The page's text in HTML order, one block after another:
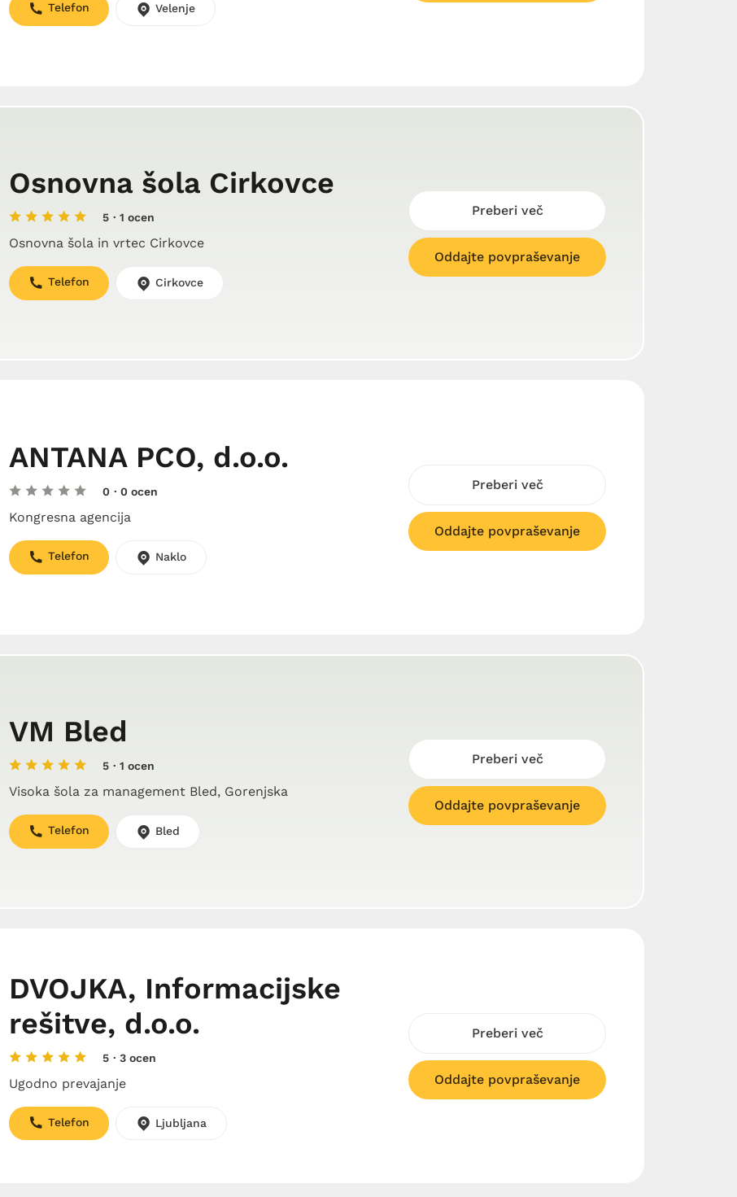
Telefon Velenje
Osnovna šola Cirkovce
5 · 1 ocen
Osnovna šola in vrtec Cirkovce
Telefon Cirkovce
Preberi več
Oddajte povpraševanje
ANTANA PCO, d.o.o.
0 · 0 ocen
Kongresna agencija
Telefon Naklo
Preberi več
Oddajte povpraševanje
VM Bled
5 · 1 ocen
Visoka šola za management Bled, Gorenjska
Telefon Bled
Preberi več
Oddajte povpraševanje
DVOJKA, Informacijske
rešitve, d.o.o.
5 · 3 ocen
Ugodno prevajanje
Telefon Ljubljana
Preberi več
Oddajte povpraševanje